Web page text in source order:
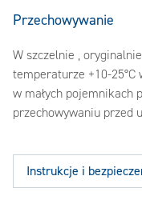
Przechowywanie
W szczelnie ,
temperaturze +10-
w małych pojemnikach
przechowywaniu przed
Instrukcje i